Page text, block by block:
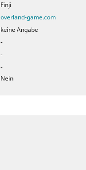
Finji
overland-game.com
keine Angabe
-
-
-
Nein